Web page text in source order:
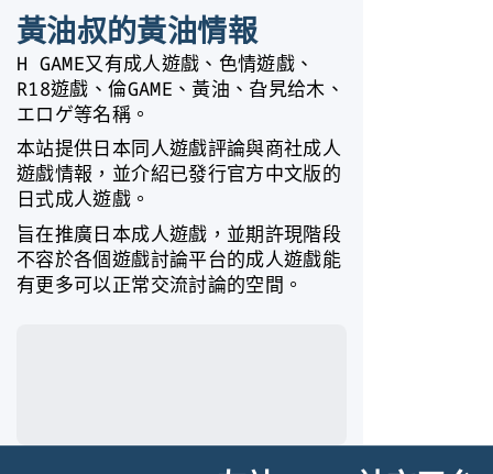
黃油叔的黃油情報
H GAME又有成人遊戲、色情遊戲、
R18遊戲、倫GAME、黃油、旮旯给木、
エロゲ等名稱。
本站提供日本同人遊戲評論與商社成人
遊戲情報，並介紹已發行官方中文版的
日式成人遊戲。
旨在推廣日本成人遊戲，並期許現階段
不容於各個遊戲討論平台的成人遊戲能
有更多可以正常交流討論的空間。